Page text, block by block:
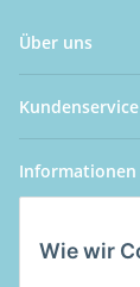
Über uns
Kundenservice
Informationen
Wie wir